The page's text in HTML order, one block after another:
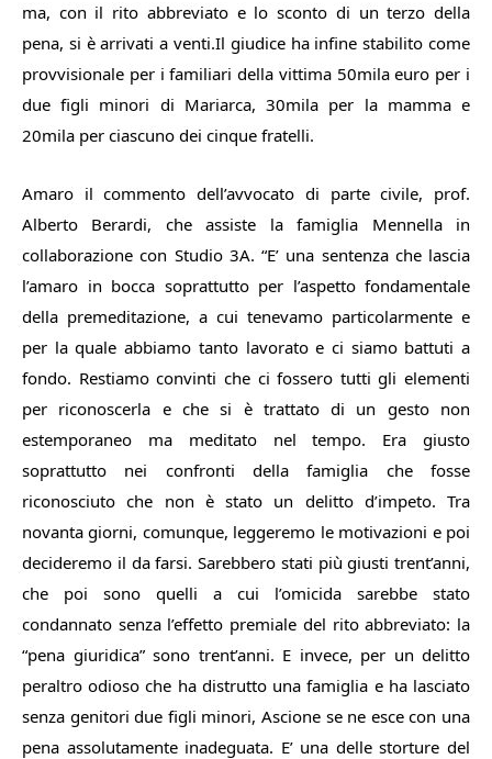
ma, con il rito abbreviato e lo sconto di un terzo della
pena, si è arrivati a venti.Il giudice ha infine stabilito come
provvisionale per i familiari della vittima 50mila euro per i
due figli minori di Mariarca, 30mila per la mamma e
20mila per ciascuno dei cinque fratelli.
Amaro il commento dell’avvocato di parte civile, prof.
Alberto Berardi, che assiste la famiglia Mennella in
collaborazione con Studio 3A. “E’ una sentenza che lascia
l’amaro in bocca soprattutto per l’aspetto fondamentale
della premeditazione, a cui tenevamo particolarmente e
per la quale abbiamo tanto lavorato e ci siamo battuti a
fondo. Restiamo convinti che ci fossero tutti gli elementi
per riconoscerla e che si è trattato di un gesto non
estemporaneo ma meditato nel tempo. Era giusto
soprattutto nei confronti della famiglia che fosse
riconosciuto che non è stato un delitto d’impeto. Tra
novanta giorni, comunque, leggeremo le motivazioni e poi
decideremo il da farsi. Sarebbero stati più giusti trent’anni,
che poi sono quelli a cui l’omicida sarebbe stato
condannato senza l’effetto premiale del rito abbreviato: la
“pena giuridica” sono trent’anni. E invece, per un delitto
peraltro odioso che ha distrutto una famiglia e ha lasciato
senza genitori due figli minori, Ascione se ne esce con una
pena assolutamente inadeguata. E’ una delle storture del